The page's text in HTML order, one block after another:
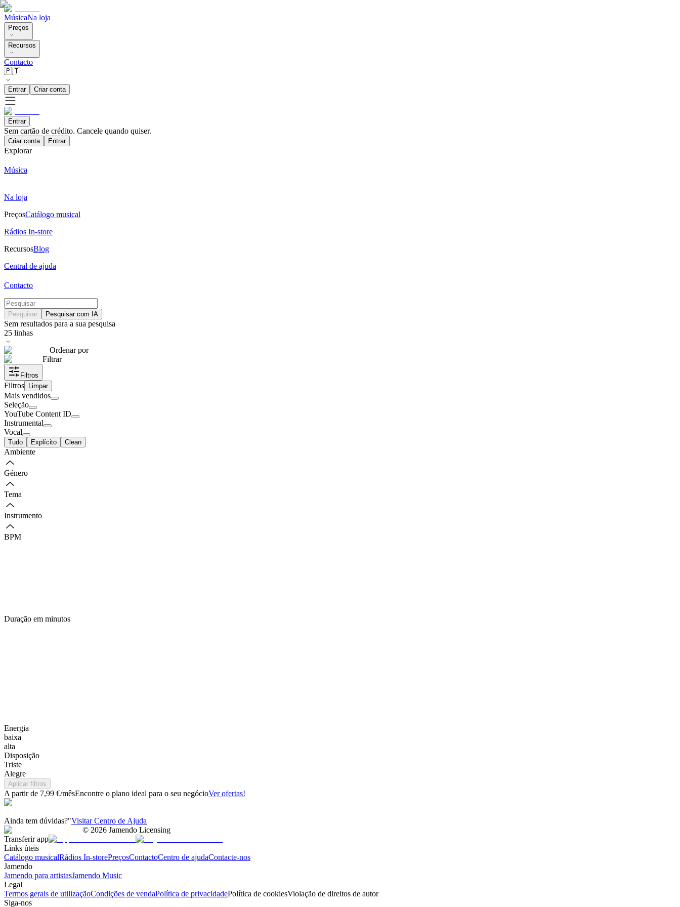
MúsicaNa loja
Preços
Recursos
Contacto
🇵🇹
Entrar Criar conta
Entrar
Sem cartão de crédito. Cancele quando quiser.
Criar conta Entrar
Explorar
Música
Na loja
PreçosCatálogo musical
Rádios In-store
RecursosBlog
Central de ajuda
Contacto
Pesquisar Pesquisar com IA
Sem resultados para a sua pesquisa
25 linhas
Ordenar por
Filtrar
Filtros
Filtros Limpar
Mais vendidos
Seleção
YouTube Content ID
Instrumental
Vocal
Tudo Explícito Clean
Ambiente
Género
Tema
Instrumento
BPM
Duração em minutos
Energia
baixa
alta
Disposição
Triste
Alegre
Aplicar filtros
A partir de 7,99 €/mêsEncontre o plano ideal para o seu negócioVer ofertas!
Ainda tem dúvidas?"Visitar Centro de Ajuda
© 2026 Jamendo Licensing
Transferir app
Links úteis
Catálogo musicalRádios In-storePreçosContactoCentro de ajudaContacte-nos
Jamendo
Jamendo para artistasJamendo Music
Legal
Termos gerais de utilizaçãoCondições de vendaPolítica de privacidadePolítica de cookiesViolação de direitos de autor
Siga-nos